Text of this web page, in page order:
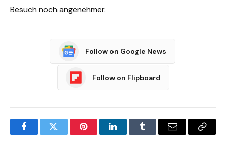
Besuch noch angenehmer.
Follow on Google News
Follow on Flipboard
FacebookTwitter PinterestLinkedInTumblr Email
Copy